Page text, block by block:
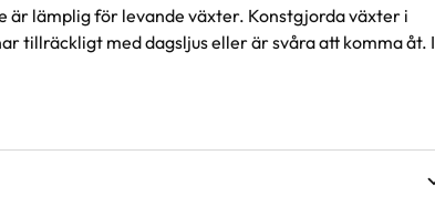
är lämplig för levande växter. Konstgjorda växter i
tillräckligt med dagsljus eller är svåra att komma åt. I